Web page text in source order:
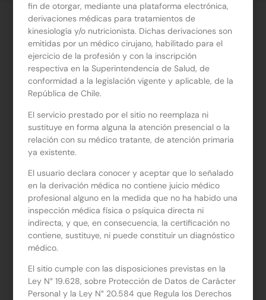
Sobre la derivación
Derivación médica para Nutricionista de
ciudad del país.
Diagnóstico:Alergia alimentaria
ISAPRE o FONASA (tramos B, C y D) para tus consultas
nutricionales.
ORDEN DE EXAMEN
$6.990
El precio de la Orden de Examen no incluye la toma de muestra.
fin de otorgar, mediante una plataforma electrónica,
derivaciones médicas para tratamientos de
kinesiología y/o nutricionista. Dichas derivaciones son
emitidas por un médico cirujano, habilitado para el
ejercicio de la profesión y con la inscripción
respectiva en la Superintendencia de Salud, de
conformidad a la legislación vigente y aplicable, de la
República de Chile.
El servicio prestado por el sitio no reemplaza ni
sustituye en forma alguna la atención presencial o la
relación con su médico tratante, de atención primaria
ya existente.
El usuario declara conocer y aceptar que lo señalado
en la derivación médica no contiene juicio médico
profesional alguno en la medida que no ha habido una
inspección médica física o psíquica directa ni
indirecta, y que, en consecuencia, la certificación no
contiene, sustituye, ni puede constituir un diagnóstico
médico.
El sitio cumple con las disposiciones previstas en la
Ley N° 19.628, sobre Protección de Datos de Carácter
Personal y la Ley N° 20.584 que Regula los Derechos